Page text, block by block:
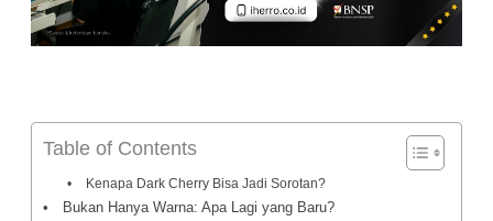
Table of Contents
Kenapa Dark Cherry Bisa Jadi Sorotan?
Bukan Hanya Warna: Apa Lagi yang Baru?